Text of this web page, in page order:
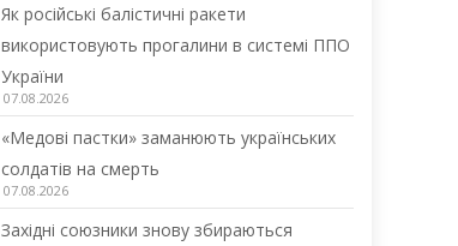
Як російські балістичні ракети
використовують прогалини в системі ППО
України
07.08.2026
«Медові пастки» заманюють українських
солдатів на смерть
07.08.2026
Західні союзники знову збираються